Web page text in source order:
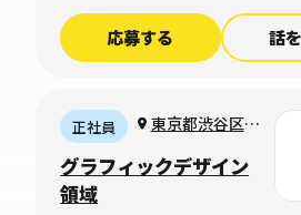
応募する 話
正社員
東京都渋谷区神
泉ビル
グラフィックデザイン
領域